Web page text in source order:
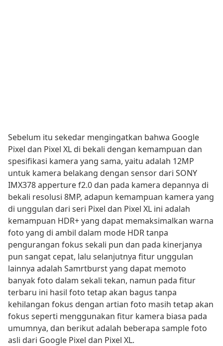
Sebelum itu sekedar mengingatkan bahwa Google
Pixel dan Pixel XL di bekali dengan kemampuan dan
spesifikasi kamera yang sama, yaitu adalah 12MP
untuk kamera belakang dengan sensor dari SONY
IMX378 apperture f2.0 dan pada kamera depannya di
bekali resolusi 8MP, adapun kemampuan kamera yang
di unggulan dari seri Pixel dan Pixel XL ini adalah
kemampuan HDR+ yang dapat memaksimalkan warna
foto yang di ambil dalam mode HDR tanpa
pengurangan fokus sekali pun dan pada kinerjanya
pun sangat cepat, lalu selanjutnya fitur unggulan
lainnya adalah Samrtburst yang dapat memoto
banyak foto dalam sekali tekan, namun pada fitur
terbaru ini hasil foto tetap akan bagus tanpa
kehilangan fokus dengan artian foto masih tetap akan
fokus seperti menggunakan fitur kamera biasa pada
umumnya, dan berikut adalah beberapa sample foto
asli dari Google Pixel dan Pixel XL.